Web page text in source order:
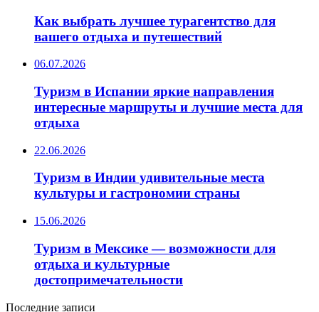
Как выбрать лучшее турагентство для
вашего отдыха и путешествий
06.07.2026
Туризм в Испании яркие направления
интересные маршруты и лучшие места для
отдыха
22.06.2026
Туризм в Индии удивительные места
культуры и гастрономии страны
15.06.2026
Туризм в Мексике — возможности для
отдыха и культурные
достопримечательности
Последние записи